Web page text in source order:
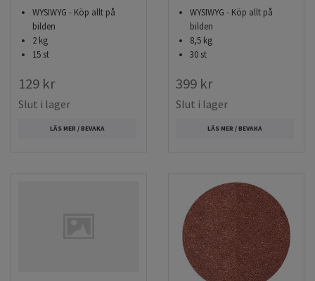
WYSIWYG - Köp allt på
bilden
2 kg
15 st
129 kr
Slut i lager
LÄS MER / BEVAKA
WYSIWYG - Köp allt på
bilden
8,5 kg
30 st
399 kr
Slut i lager
LÄS MER / BEVAKA